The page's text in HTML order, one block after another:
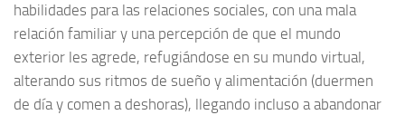
habilidades para las relaciones sociales, con una mala
relación familiar y una percepción de que el mundo
exterior les agrede, refugiándose en su mundo virtual,
alterando sus ritmos de sueño y alimentación (duermen
de día y comen a deshoras), llegando incluso a abandonar